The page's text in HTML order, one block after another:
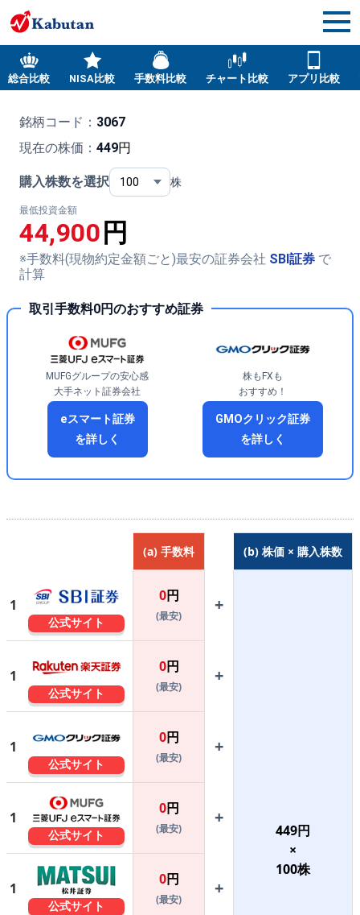
総合比較 NISA比較 手数料比較 チャート比較 アプリ比較
銘柄コード： 3067
現在の株価： 449円
購入株数を選択 株
最低投資金額
44,900 円
※手数料(現物約定金額ごと)最安の証券会社 SBI証券 で
計算
取引手数料0円のおすすめ証券
MUFGグループの安心感
大手ネット証券会社
eスマート証券
を詳しく
株もFXも
おすすめ！
GMOクリック証券
を詳しく
(a) 手数料 (b) 株価 × 購入株数
1
公式サイト
0円
(最安)
+
449円
×
100株
1
公式サイト
0円
(最安)
+
1
公式サイト
0円
(最安)
+
1
公式サイト
0円
(最安)
+
1
公式サイト
0円
(最安)
+